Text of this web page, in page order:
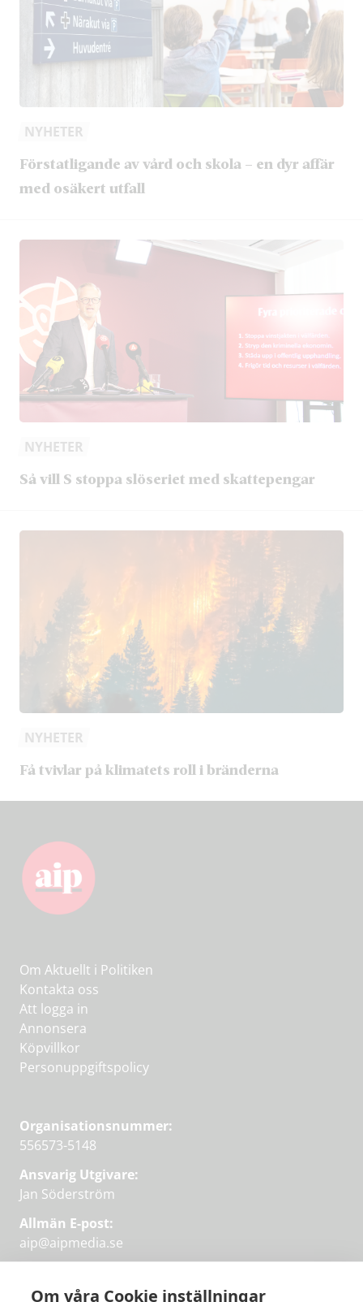
Om våra Cookie inställningar
NYHETER
Förstatligande av vård och skola – en dyr affär
med osäkert utfall
NYHETER
Så vill S stoppa slöseriet med skattepengar
NYHETER
Få tvivlar på klimatets roll i bränderna
Om Aktuellt i Politiken
Kontakta oss
Att logga in
Annonsera
Köpvillkor
Personuppgiftspolicy
Organisationsnummer:
556573-5148
Ansvarig Utgivare:
Jan Söderström
Allmän E-post:
aip@aipmedia.se
aip@flowyinfo.seeller 08-1210 60 40.